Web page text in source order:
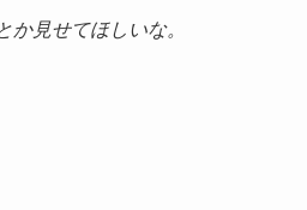
見せてほしいな。